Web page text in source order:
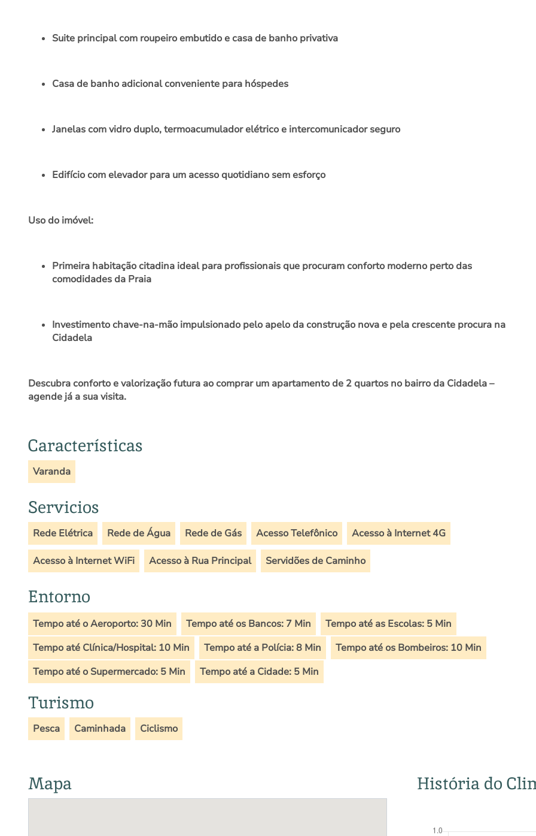
Suite principal com roupeiro embutido e casa de banho privativa
Casa de banho adicional conveniente para hóspedes
Janelas com vidro duplo, termoacumulador elétrico e intercomunicador seguro
Edifício com elevador para um acesso quotidiano sem esforço
Uso do imóvel:
Primeira habitação citadina ideal para profissionais que procuram conforto moderno perto das
comodidades da Praia
Investimento chave-na-mão impulsionado pelo apelo da construção nova e pela crescente procura na
Cidadela
Descubra conforto e valorização futura ao comprar um apartamento de 2 quartos no bairro da Cidadela –
agende já a sua visita.
Características
Varanda
Servicios
Rede Elétrica Rede de Água Rede de Gás Acesso Telefônico Acesso à Internet 4G
Acesso à Internet WiFi Acesso à Rua Principal Servidões de Caminho
Entorno
Tempo até o Aeroporto: 30 Min Tempo até os Bancos: 7 Min
Tempo até as Escolas: 5 Min
Tempo até Clínica/Hospital: 10 Min
Tempo até a Polícia: 8 Min
Tempo até os Bombeiros: 10 Min
Tempo até o Supermercado: 5 Min
Tempo até a Cidade: 5 Min
Turismo
Pesca Caminhada Ciclismo
Mapa História do